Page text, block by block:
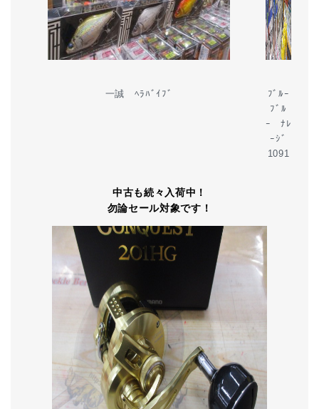
一誠 ﾍﾗﾊﾞｲﾌﾞ
ﾌﾞﾙｰ
ﾌﾞﾙ
ｰ ﾅﾚ
ｰｼﾞ
1091
中古も続々入荷中！
勿論セール対象です！